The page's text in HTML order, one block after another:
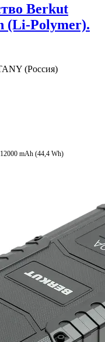
Berkut
(Li-Polymer).
(Россия)
mAh (44,4 Wh)